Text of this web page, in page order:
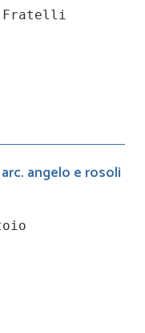
Fratelli
angelo e rosoli